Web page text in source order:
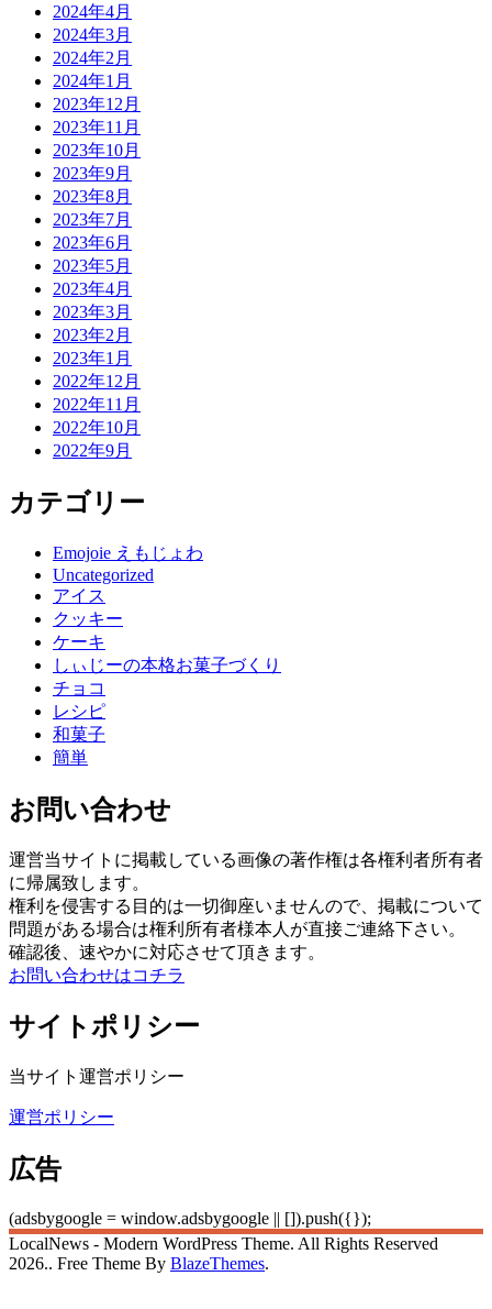
2024年4月
2024年3月
2024年2月
2024年1月
2023年12月
2023年11月
2023年10月
2023年9月
2023年8月
2023年7月
2023年6月
2023年5月
2023年4月
2023年3月
2023年2月
2023年1月
2022年12月
2022年11月
2022年10月
2022年9月
カテゴリー
Emojoie えもじょわ
Uncategorized
アイス
クッキー
ケーキ
しぃじーの本格お菓子づくり
チョコ
レシピ
和菓子
簡単
お問い合わせ
運営当サイトに掲載している画像の著作権は各権利者所有者
に帰属致します。
権利を侵害する目的は一切御座いませんので、掲載について
問題がある場合は権利所有者様本人が直接ご連絡下さい。
確認後、速やかに対応させて頂きます。
お問い合わせはコチラ
サイトポリシー
当サイト運営ポリシー
運営ポリシー
広告
(adsbygoogle = window.adsbygoogle || []).push({});
LocalNews - Modern WordPress Theme. All Rights Reserved
2026.. Free Theme By BlazeThemes.